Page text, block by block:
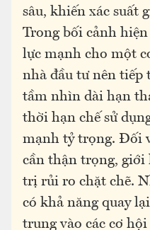
sâu, khiến xác suất
Trong bối cảnh
lực mạnh cho một
nhà đầu tư nên tiếp
tầm nhìn dài hạn
thời hạn chế sử
mạnh tỷ trọng. Đối
cần thận trọng, giới
trị rủi ro chặt chẽ.
có khả năng quay
trung vào các cơ